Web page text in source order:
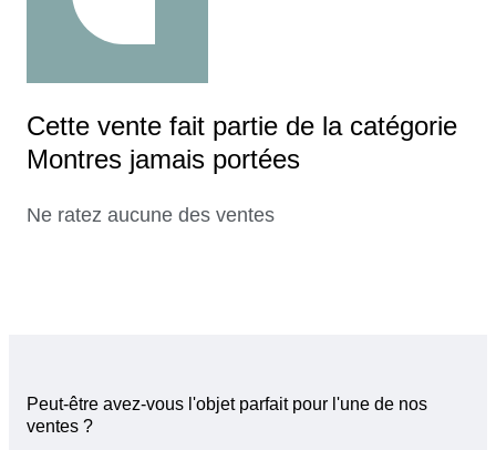
Cette vente fait partie de la catégorie
Montres jamais portées
Ne ratez aucune des ventes
Peut-être avez-vous l'objet parfait pour l'une de nos
ventes ?